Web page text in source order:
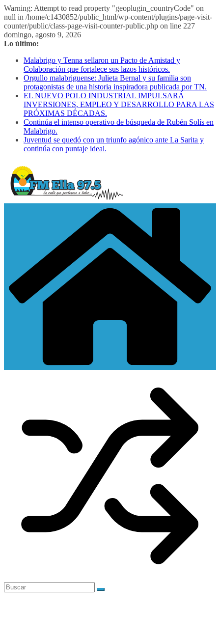
Warning: Attempt to read property "geoplugin_countryCode" on
null in /home/c1430852/public_html/wp-content/plugins/page-visit-
counter/public/class-page-visit-counter-public.php on line 227
Saltar
al
domingo, agosto 9, 2026
Lo último:
Malabrigo y Tenna sellaron un Pacto de Amistad y
Colaboración que fortalece sus lazos históricos.
Orgullo malabriguense: Julieta Bernal y su familia son
protagonistas de una historia inspiradora publicada por TN.
EL NUEVO POLO INDUSTRIAL IMPULSARÁ
INVERSIONES, EMPLEO Y DESARROLLO PARA LAS
PRÓXIMAS DÉCADAS.
Continúa el intenso operativo de búsqueda de Rubén Solís en
Malabrigo.
Juventud se quedó con un triunfo agónico ante La Sarita y
continúa con puntaje ideal.